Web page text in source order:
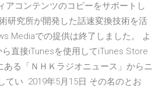
アコンテンツのコピーをサポートし
研究所が開発した話速変換技術を活
Mediaでの提供は終了しました。 よ
ら直接iTunesを使用してiTunes Store
る「ＮＨＫラジオニュース」からニ
てい 2019年5月15日 その名のとお